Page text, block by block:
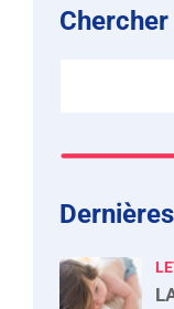
Chercher